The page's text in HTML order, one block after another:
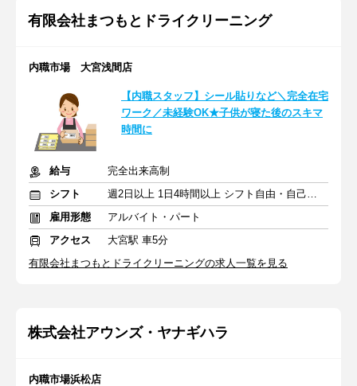
有限会社まつもとドライクリーニング
内職市場 大宮浅間店
【内職スタッフ】シール貼りなど＼完全在宅
ワーク／未経験OK★子供が寝た後のスキマ
時間に
給与
完全出来高制
シフト
週2日以上 1日4時間以上 シフト自由・自己申告
雇用形態
アルバイト・パート
アクセス
大宮駅 車5分
有限会社まつもとドライクリーニングの求人一覧を見る
株式会社アウンズ・ヤナギハラ
内職市場浜松店